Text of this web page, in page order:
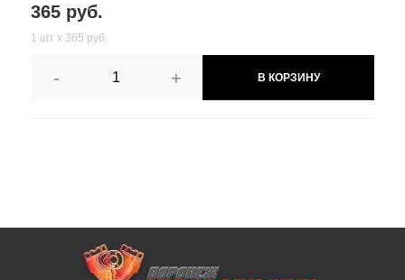
365 руб.
1 шт х 365 руб.
- + В КОРЗИНУ